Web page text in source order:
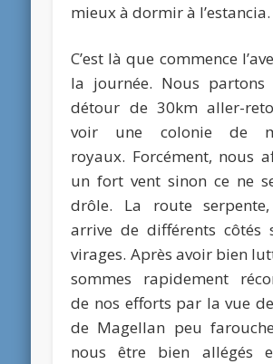
mieux à dormir à l’estancia.
C’est là que commence
la journée. Nous
détour de 30km aller-
voir une colonie de
royaux. Forcément, nous
un fort vent sinon ce ne
drôle. La route
arrive de différents côtés
virages. Après avoir bien
sommes rapidement
de nos efforts par la vue
de Magellan peu
nous être bien allégés